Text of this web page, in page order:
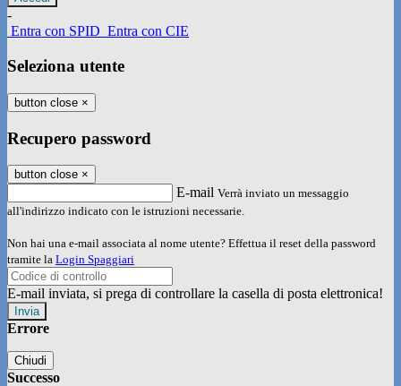
-
Entra con SPID Entra con CIE
Seleziona utente
button close ×
Recupero password
button close ×
E-mail Verrà inviato un messaggio
all'indirizzo indicato con le istruzioni necessarie.
Non hai una e-mail associata al nome utente? Effettua il reset della password
tramite la Login Spaggiari
E-mail inviata, si prega di controllare la casella di posta elettronica!
Errore
Chiudi
Successo